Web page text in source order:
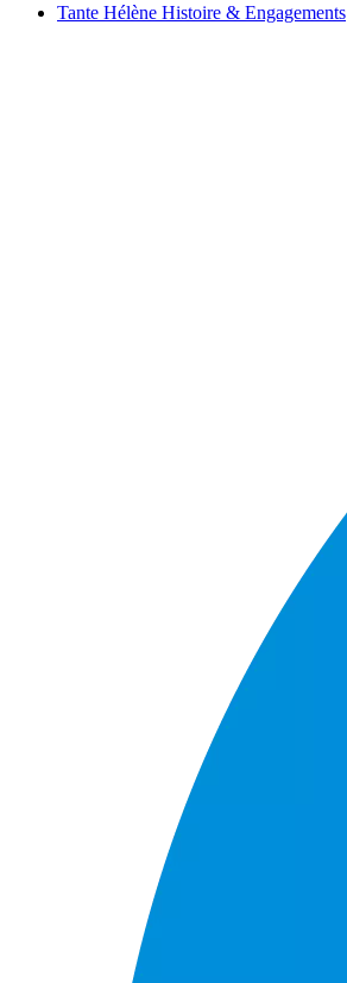
Tante Hélène Histoire & Engagements